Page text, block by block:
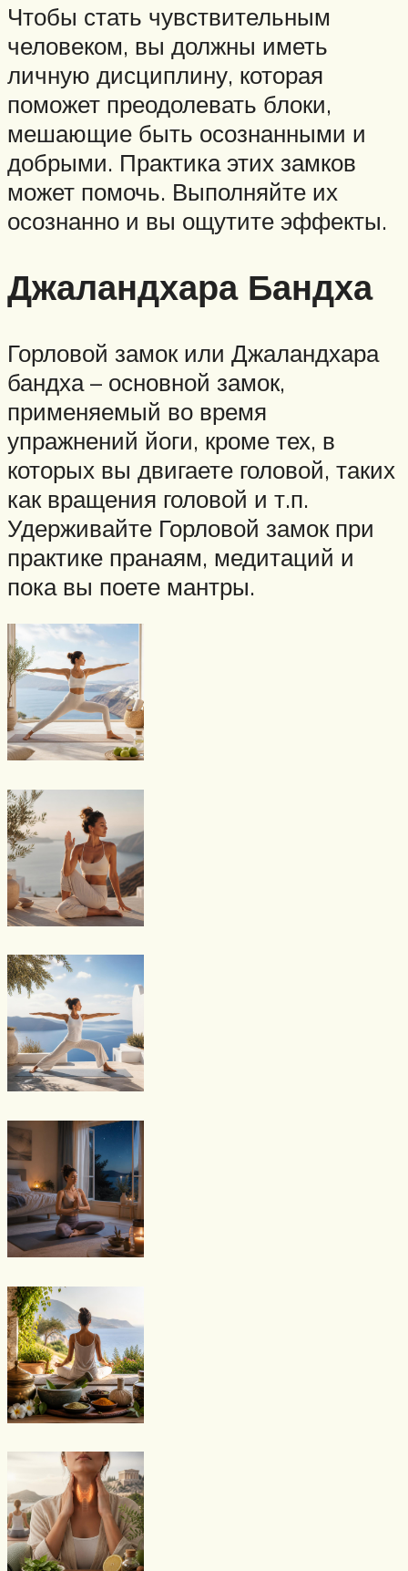
Чтобы стать чувствительным
человеком, вы должны иметь
личную дисциплину, которая
поможет преодолевать блоки,
мешающие быть осознанными и
добрыми. Практика этих замков
может помочь. Выполняйте их
осознанно и вы ощутите эффекты.
Джаландхара Бандха
Горловой замок или Джаландхара
бандха – основной замок,
применяемый во время
упражнений йоги, кроме тех, в
которых вы двигаете головой, таких
как вращения головой и т.п.
Удерживайте Горловой замок при
практике пранаям, медитаций и
пока вы поете мантры.